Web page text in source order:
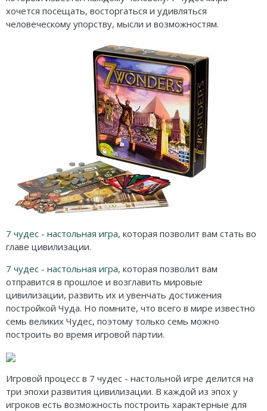
хочется посещать, восторгаться и удивляться
человеческому упорству, мысли и возможностям.
7 чудес - настольная игра, которая позволит вам стать во
главе цивилизации.
7 чудес - настольная игра, которая позволит вам
отправится в прошлое и возглавить мировые
цивилизации, развить их и увенчать достижения
постройкой Чуда. Но помните, что всего в мире известно
семь великих Чудес, поэтому только семь можно
построить во время игровой партии.
Игровой процесс в 7 чудес - настольной игре делится на
три эпохи развития цивилизации. В каждой из эпох у
игроков есть возможность построить характерные для
Логические
Кооперативные
Стратегические
Экономические
Детективные
Игры-квесты
Викторины
Для взрослых (18+)
О мышах и тайнах
GaGa Games
Эврикус
Банда умников
Остальные серии
Пиксель Тактикс